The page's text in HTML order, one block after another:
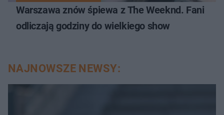
Warszawa znów śpiewa z The Weeknd. Fani
odliczają godziny do wielkiego show
NAJNOWSZE NEWSY: